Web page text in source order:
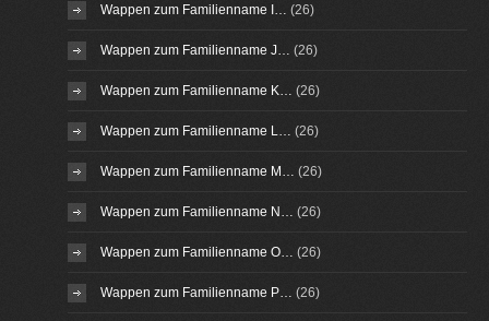
Wappen zum Familienname I… (26)
Wappen zum Familienname J… (26)
Wappen zum Familienname K… (26)
Wappen zum Familienname L… (26)
Wappen zum Familienname M… (26)
Wappen zum Familienname N… (26)
Wappen zum Familienname O… (26)
Wappen zum Familienname P… (26)